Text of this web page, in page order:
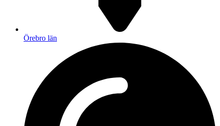
Örebro län